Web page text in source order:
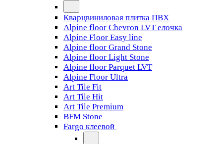
Кварцвиниловая плитка ПВХ
Alpine floor Chevron LVT елочка
Alpine Floor Easy line
Alpine floor Grand Stone
Alpine floor Light Stone
Alpine floor Parquet LVT
Alpine Floor Ultra
Art Tile Fit
Art Tile Hit
Art Tile Premium
BFM Stone
Fargo клеевой